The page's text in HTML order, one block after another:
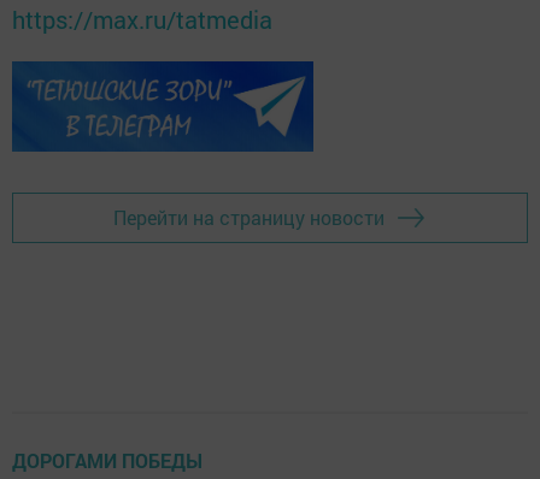
https://max.ru/tatmedia
Перейти на страницу новости
ДОРОГАМИ ПОБЕДЫ